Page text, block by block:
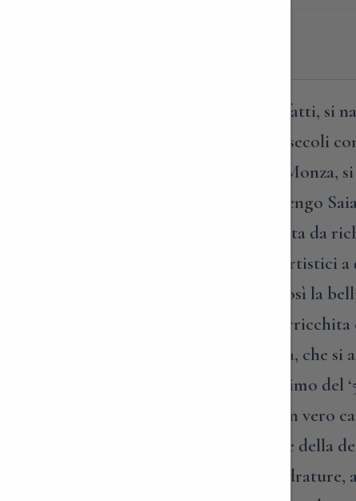
campi ed i suoi vigneti coltivati, infatti, si
castelli e antichi monasteri da secoli
beni, a circa 50 minuti di auto da Monza,
Olivetana di San Nicola a Rodengo
struttura è talmente ricca e articolata da
che dagli ambienti storico-artistici
vita monastica. Visiterete così la
che tra il ‘600 ed il ‘700 è stata arricchita
chiostri antichi: quello della cisterna, che si
del monastero, e quello grandissimo del
primo piano! Proseguiremo poi in un vero
l’ampiezza della ristrutturazione e della
barocca. Volte affrescate, quadrature,